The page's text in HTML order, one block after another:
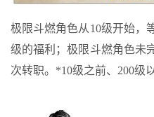
极限斗燃角色从10级开始，
级的福利；极限斗燃角色未
次转职。*10级之前、200级